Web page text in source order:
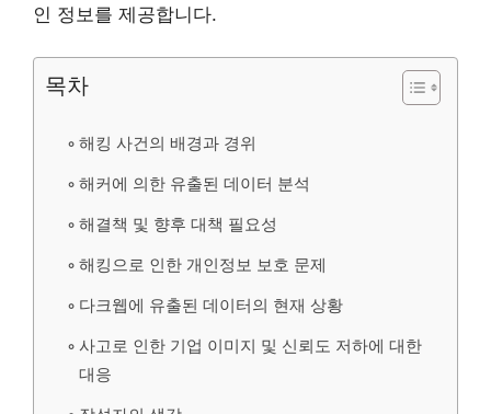
인 정보를 제공합니다.
목차
해킹 사건의 배경과 경위
해커에 의한 유출된 데이터 분석
해결책 및 향후 대책 필요성
해킹으로 인한 개인정보 보호 문제
다크웹에 유출된 데이터의 현재 상황
사고로 인한 기업 이미지 및 신뢰도 저하에 대한
대응